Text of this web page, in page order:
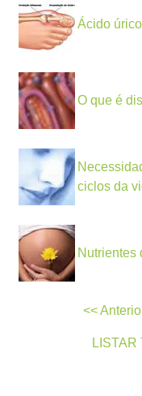
Ácido
O que é
ciclos da
Nutrientes
<<
LISTAR